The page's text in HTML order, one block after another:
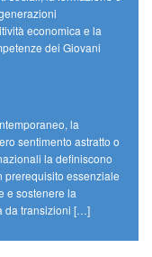
economica e la
dei Giovani
la
sentimento astratto o
la definiscono
prerequisito essenziale
e sostenere la
da transizioni […]